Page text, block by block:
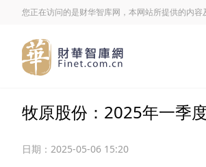
您正在访问的是财华智库网，本网站所提供的内
牧原股份：2025年一季
日期： 2025-05-06 15:20